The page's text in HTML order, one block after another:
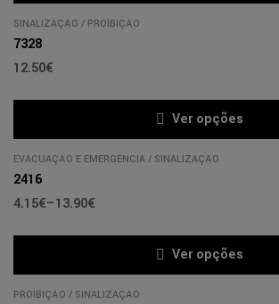
SINALIZAÇÃO / PROÍBIÇÃO
7328
12.50€
Ver opções
EVACUAÇÃO E EMERGÊNCIA / SINALIZAÇÃO
2416
4.15€–13.90€
Ver opções
PROÍBIÇÃO / SINALIZAÇÃO